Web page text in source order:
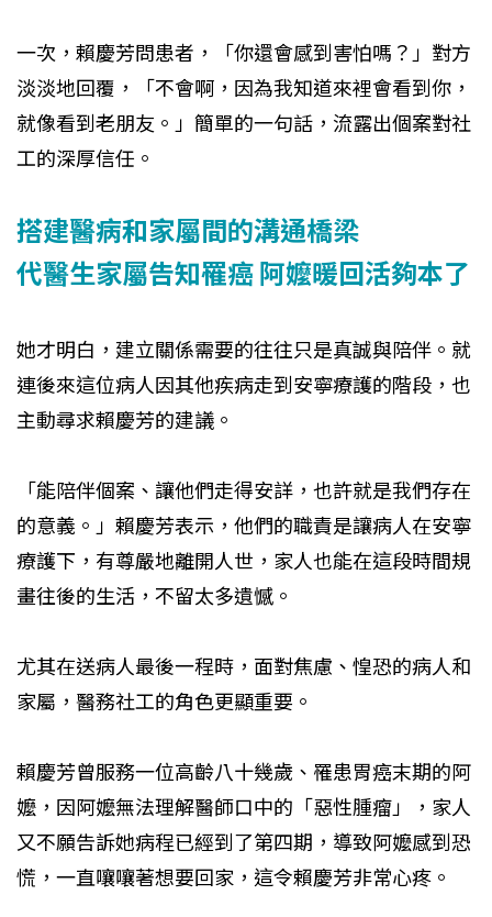
一次，賴慶芳問患者，「你還會感到害怕嗎？」對方
淡淡地回覆，「不會啊，因為我知道來裡會看到你，
就像看到老朋友。」簡單的一句話，流露出個案對社
工的深厚信任。
搭建醫病和家屬間的溝通橋梁
代醫生家屬告知罹癌 阿嬤暖回活夠本了
她才明白，建立關係需要的往往只是真誠與陪伴。就
連後來這位病人因其他疾病走到安寧療護的階段，也
主動尋求賴慶芳的建議。
「能陪伴個案、讓他們走得安詳，也許就是我們存在
的意義。」賴慶芳表示，他們的職責是讓病人在安寧
療護下，有尊嚴地離開人世，家人也能在這段時間規
畫往後的生活，不留太多遺憾。
尤其在送病人最後一程時，面對焦慮、惶恐的病人和
家屬，醫務社工的角色更顯重要。
賴慶芳曾服務一位高齡八十幾歲、罹患胃癌末期的阿
嬤，因阿嬤無法理解醫師口中的「惡性腫瘤」，家人
又不願告訴她病程已經到了第四期，導致阿嬤感到恐
慌，一直嚷嚷著想要回家，這令賴慶芳非常心疼。